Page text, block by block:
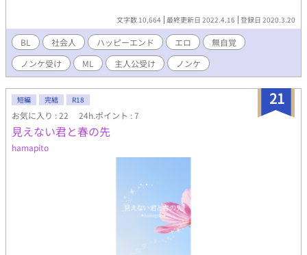
文字数 10,664 最終更新日 2022.4.16 登録日 2020.3.20
BL 社会人 ハッピーエンド エロ
無自覚
ノンケ受け
ML 主人公受け ノンケ
21
短編 完結 R18
お気に入り : 22 24h.ポイント : 7
見えない君と春の先
hamapito